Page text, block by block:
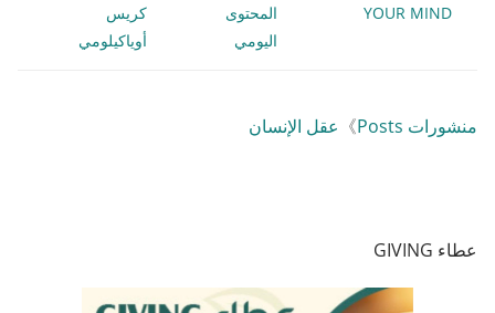
YOUR MIND
المحتوى
اليومي
كريس
أوياكيلومي
منشورات Posts 》 عقل الإنسان
عطاء GIVING